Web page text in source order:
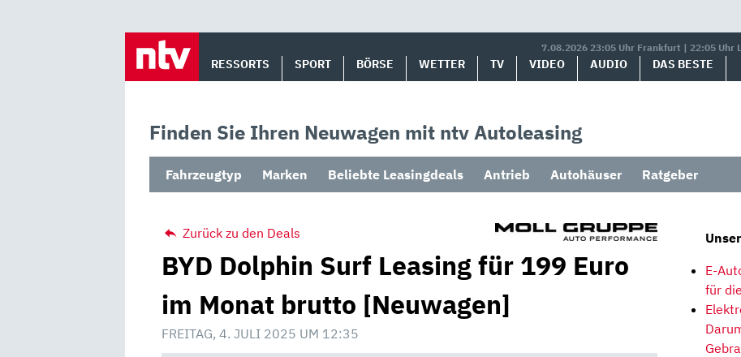
7.08.2026 23:05 Uhr Frankfurt | 22:05 Uhr
RESSORTS SPORT BÖRSE WETTER TV VIDEO AUDIO DAS BESTE
Finden Sie Ihren Neuwagen mit ntv Autoleasing
Fahrzeugtyp Marken Beliebte Leasingdeals Antrieb Autohäuser Ratgeber
Zurück zu den Deals
BYD Dolphin Surf Leasing für 199 Euro
im Monat brutto [Neuwagen]
FREITAG, 4. JULI 2025 UM 12:35
E-
für